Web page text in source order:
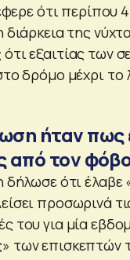
ότι περίπου
της
εξαιτίας των
δρόμο μέχρι το
ήταν πως
από τον
δήλωσε ότι έλαβε
προσωρινά
του για μία
των επισκεπτών